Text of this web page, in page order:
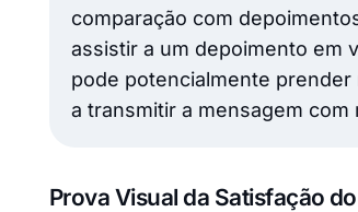
comparação com
assistir a um depoimento em
pode potencialmente
a transmitir a mensagem com
Prova Visual da Satisfação